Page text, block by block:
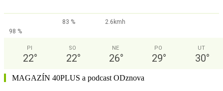
83 %
2.6kmh
98 %
PI
22°
SO
22°
NE
26°
PO
29°
UT
30°
MAGAZÍN 40PLUS a podcast ODznova